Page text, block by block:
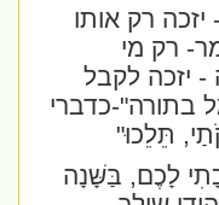
רק אותו
רק מי
לקבל
כדברי
תֵּלֵכוּ"
לָכֶם, בַּשָּׁנָה